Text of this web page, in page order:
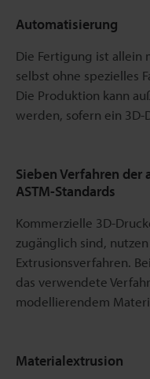
Automatisierung
Die Fertigung ist allein
selbst ohne spezielles
Die Produktion kann
werden, sofern ein
Sieben Verfahren
ASTM-Standards
Kommerzielle 3D-
zugänglich sind,
Extrusionsverfahren.
das verwendete
modellierendem
Materialextrusion